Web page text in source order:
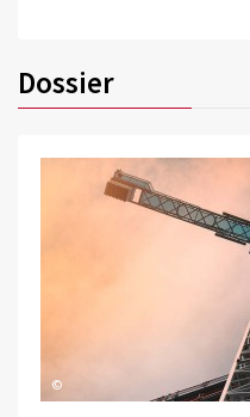
Dossier
©